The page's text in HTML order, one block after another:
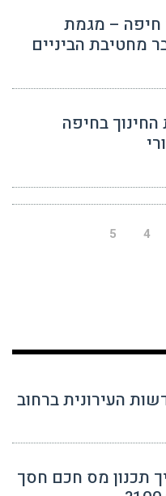
חיפה – מגמת
מחטיבת הביניים
בחיפה
4
5
העירונית ברחוב
תכנון מס חכם חסך